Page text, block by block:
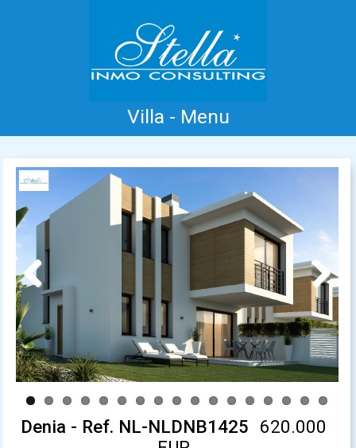
Villa - Menu
Accueil Costa Blanca Vente Location
Nouvelle Construction
Références Contact
Previous Next
Denia - Ref. NL-NLDNB1425
620.000